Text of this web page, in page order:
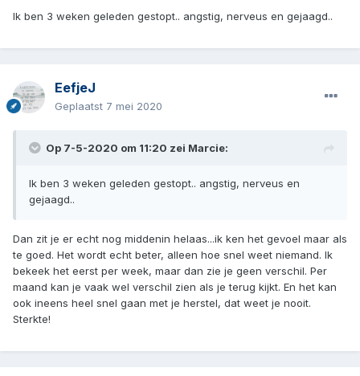
moment weer wat kleine dingen doen zonder dat het zweet
geworpen te worden. Alles komt zeg maar ongefilterd bij je
toe tv, rommelde in de tuin...dat soort dingetjes. Daarnaast
had ik wel hulp van mijn moeder en vriend, want ik heb ook
Gaat het een beetje met je? Op benzobuddies is ook veel
Ik ben 3 weken geleden gestopt.. angstig, nerveus en gejaagd..
EefjeJ
Geplaatst 7 mei 2020
Op 7-5-2020 om 11:20 zei Marcie:
Ik ben 3 weken geleden gestopt.. angstig, nerveus en
gejaagd..
Dan zit je er echt nog middenin helaas...ik ken het gevoel maar als
te goed. Het wordt echt beter, alleen hoe snel weet niemand. Ik
bekeek het eerst per week, maar dan zie je geen verschil. Per
maand kan je vaak wel verschil zien als je terug kijkt. En het kan
ook ineens heel snel gaan met je herstel, dat weet je nooit.
Sterkte!